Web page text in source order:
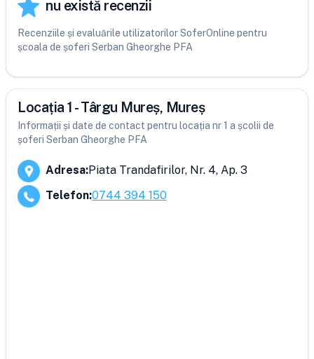
nu există recenzii
Recenziile și evaluările utilizatorilor SoferOnline pentru
școala de șoferi Serban Gheorghe PFA
Locația 1 - Târgu Mureș, Mureș
Informații și date de contact pentru locația nr 1 a școlii de
șoferi Serban Gheorghe PFA
Adresa:Piata Trandafirilor, Nr. 4, Ap. 3
Telefon:0744 394 150